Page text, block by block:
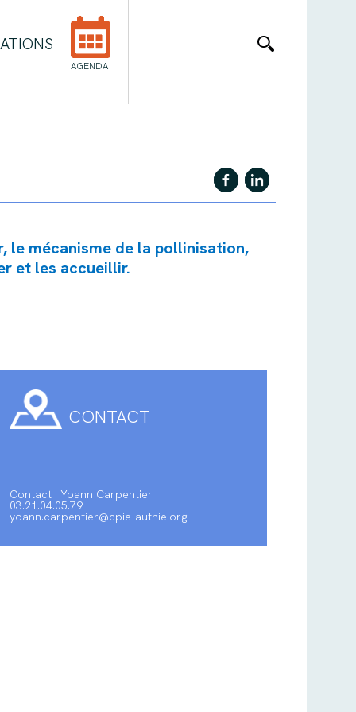
AGENDA
le mécanisme de la pollinisation,
et les accueillir.
CONTACT
Contact : Yoann Carpentier
03.21.04.05.79
yoann.carpentier@cpie-authie.org